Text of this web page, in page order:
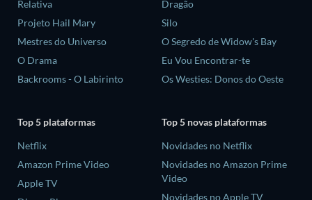
Relativa
Projeto Hail Mary
Mestres do Universo
O Drama
Backrooms - O Labirinto
Dragão
Silo
O Segredo de Widow's Bay
Eu Vou Encontrar-te
Os Westies: Donos do Oeste
Top 5 plataformas
Netflix
Amazon Prime Video
Apple TV
Top 5 novas plataformas
Novidades no Netflix
Novidades no Amazon Prime
Video
Novidades no Apple TV